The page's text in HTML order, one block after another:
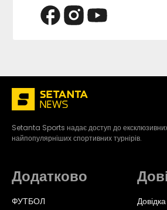
Setanta Sports надає доступ до
найпопулярніших спортивних турнірів.
Додатково
ФУТБОЛ
Довідка